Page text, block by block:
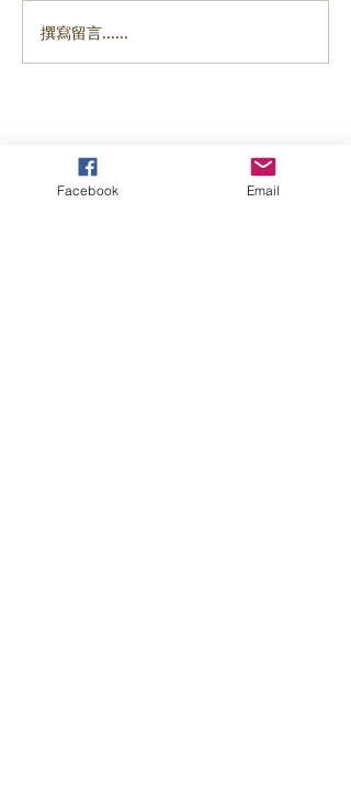
撰寫留言......
Facebook Email